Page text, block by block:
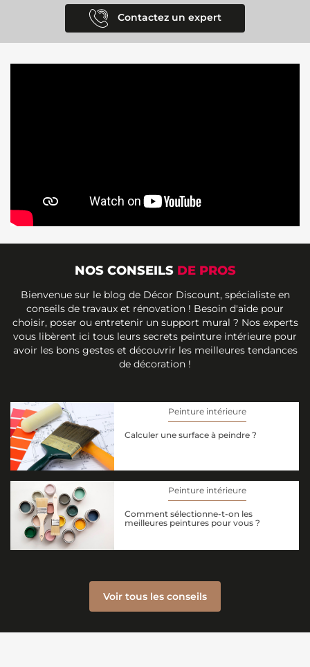
Contactez un expert
NOS CONSEILS DE PROS
Bienvenue sur le blog de Décor Discount, spécialiste en
conseils de travaux et rénovation ! Besoin d'aide pour
choisir, poser ou entretenir un support mural ? Nos experts
vous libèrent ici tous leurs secrets peinture intérieure pour
avoir les bons gestes et découvrir les meilleures tendances
de décoration !
Peinture intérieure
Calculer une surface à peindre ?
Peinture intérieure
Comment sélectionne-t-on les
meilleures peintures pour vous ?
Voir tous les conseils